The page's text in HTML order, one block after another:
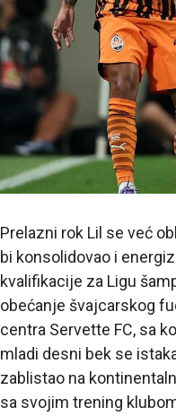
Prelazni rok Lil se već
bi konsolidovao i
kvalifikacije za Ligu
obećanje švajcarskog
centra Servette FC, sa
mladi desni bek se
zablistao na
sa svojim trening